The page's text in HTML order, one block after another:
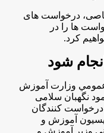
درخواست های
ها را در
کرد.
شود
وزارت آموزش
نگهبان سلامی
کنندگان
آموزش و
وزیر آموزش و